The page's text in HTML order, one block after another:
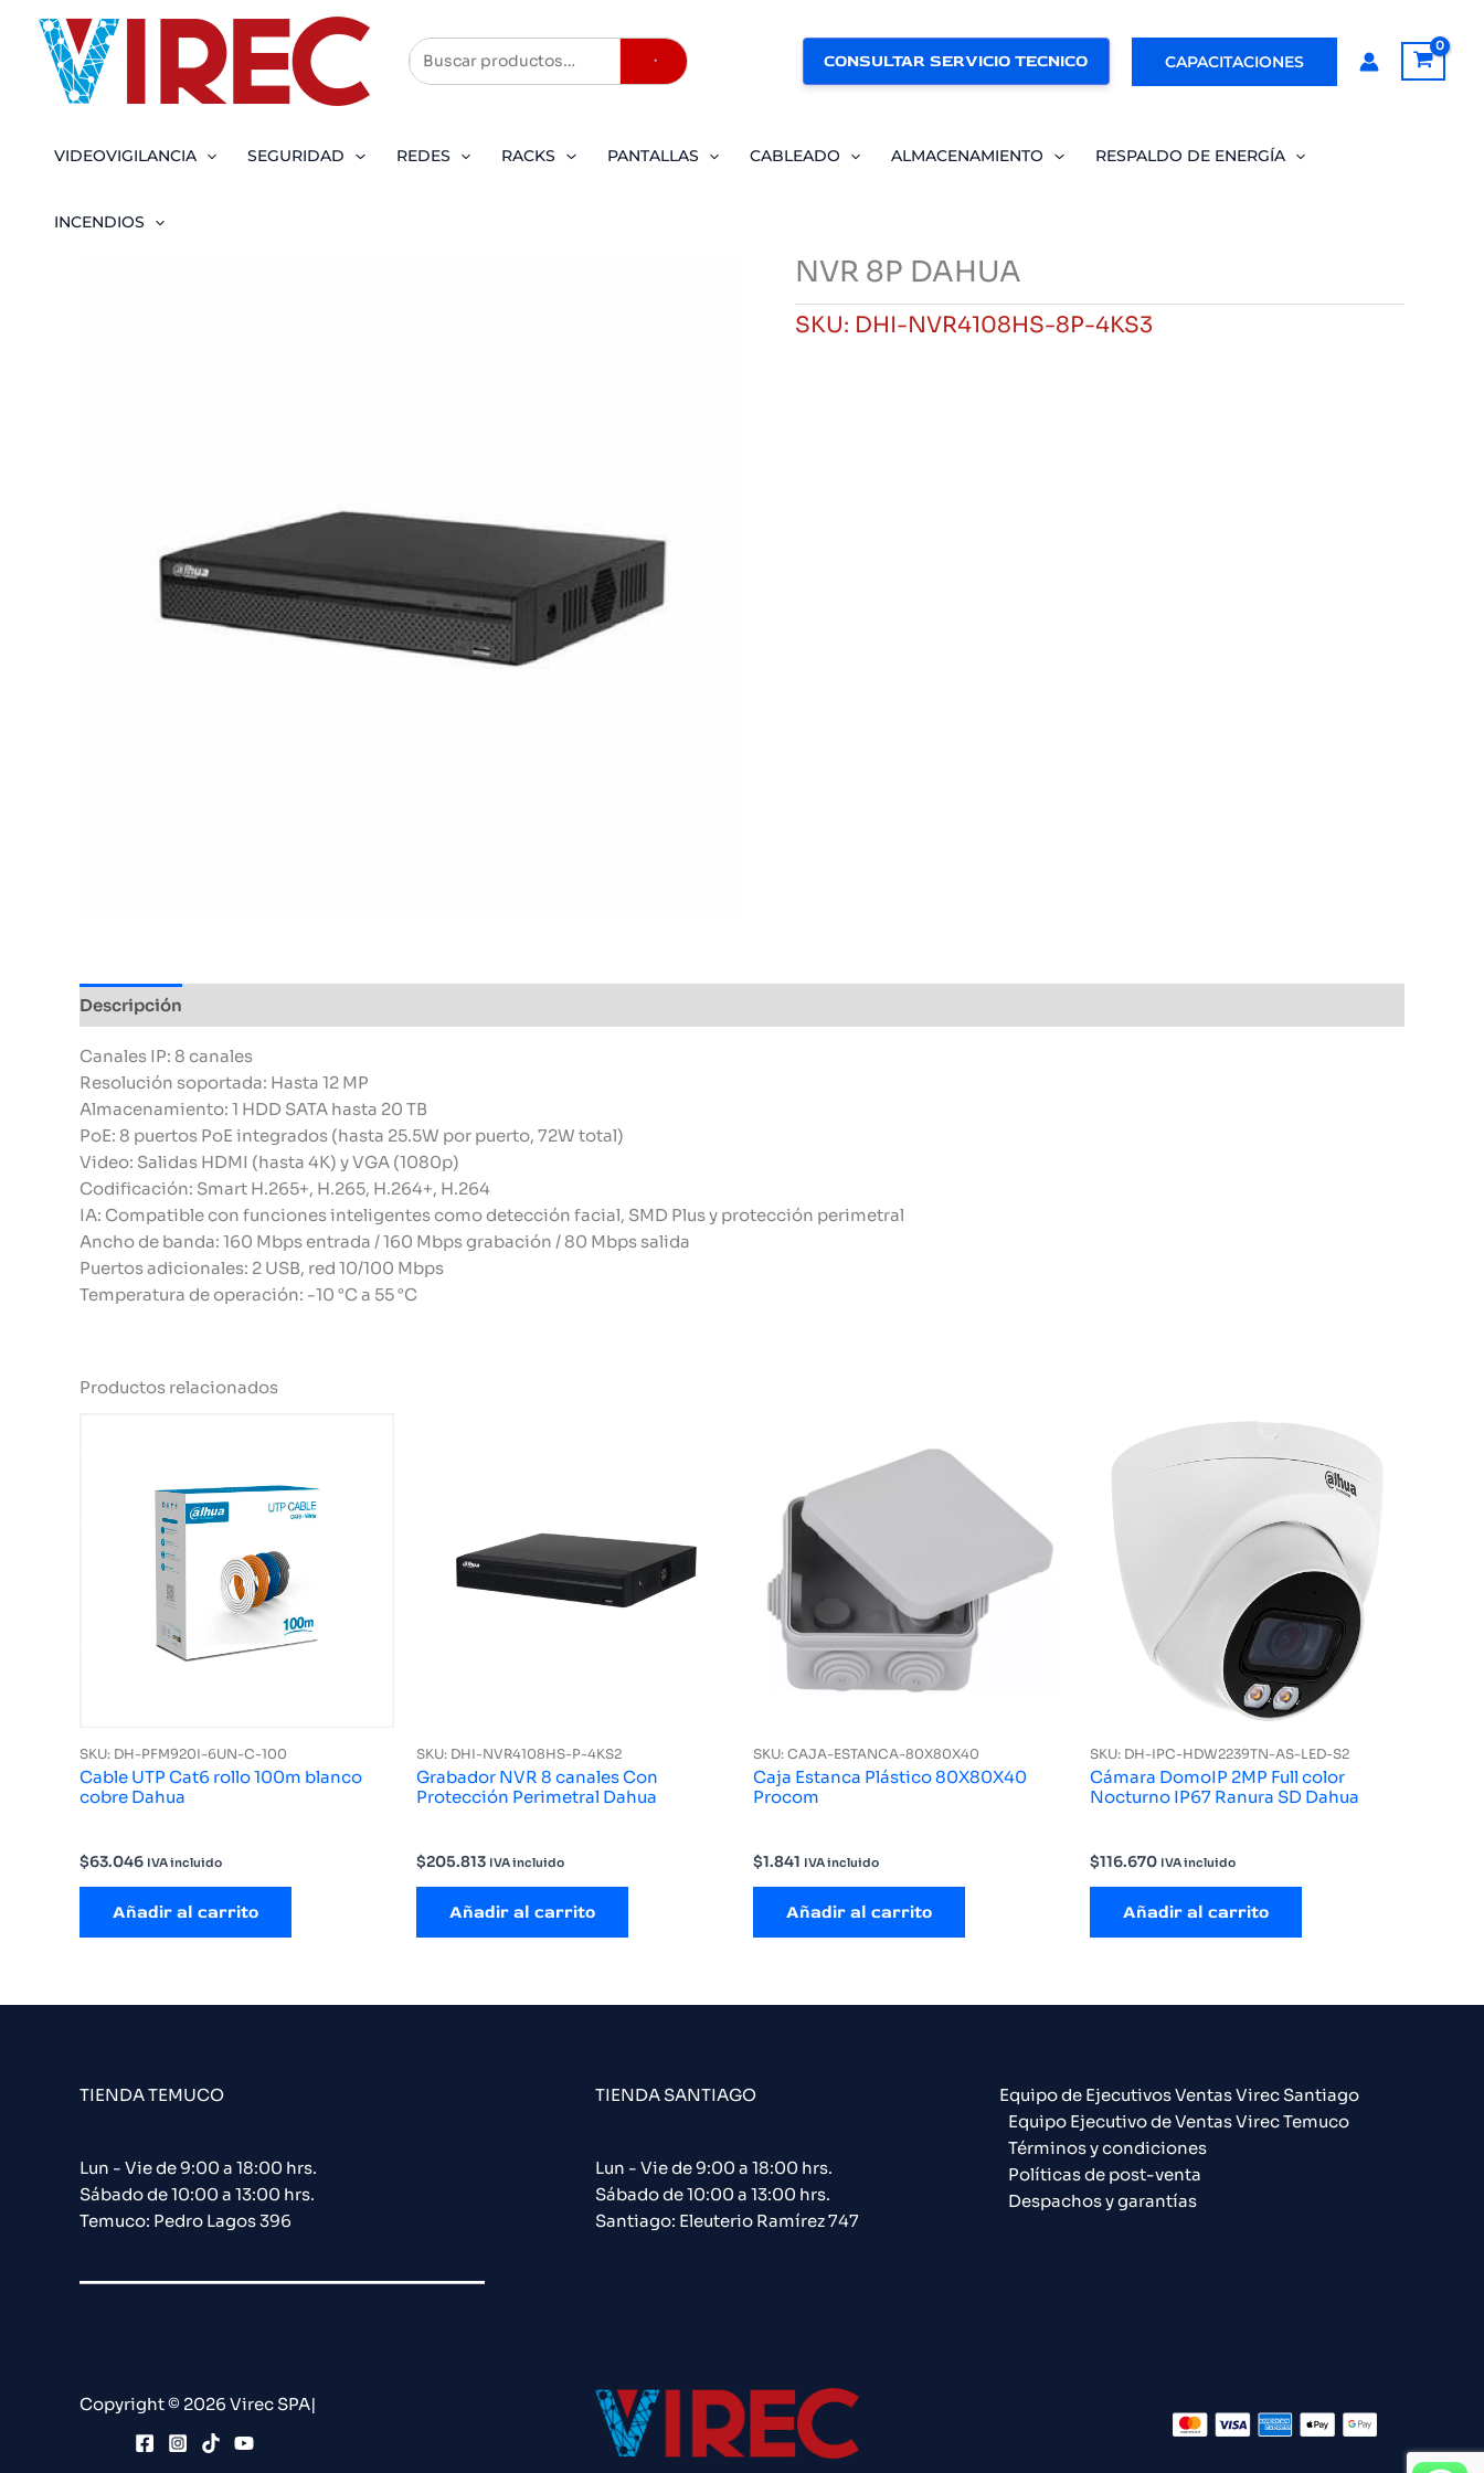
contenido
Buscar CONSULTAR SERVICIO TECNICO CAPACITACIONES
VIDEOVIGILANCIA SEGURIDAD REDES RACKS PANTALLAS CABLEADO ALMACENAMIENTO RESPALDO DE ENERGÍA
INCENDIOS
NVR 8P DAHUA
SKU: DHI-NVR4108HS-8P-4KS3
Descripción
Canales IP: 8 canales
Resolución soportada: Hasta 12 MP
Almacenamiento: 1 HDD SATA hasta 20 TB
PoE: 8 puertos PoE integrados (hasta 25.5W por puerto, 72W total)
Video: Salidas HDMI (hasta 4K) y VGA (1080p)
Codificación: Smart H.265+, H.265, H.264+, H.264
IA: Compatible con funciones inteligentes como detección facial, SMD Plus y protección perimetral
Ancho de banda: 160 Mbps entrada / 160 Mbps grabación / 80 Mbps salida
Puertos adicionales: 2 USB, red 10/100 Mbps
Temperatura de operación: -10 °C a 55 °C
Productos relacionados
SKU: DH-PFM920I-6UN-C-100
Cable UTP Cat6 rollo 100m blanco
cobre Dahua
$63.046 IVA incluido
Añadir al carrito
SKU: DHI-NVR4108HS-P-4KS2
Grabador NVR 8 canales Con
Protección Perimetral Dahua
$205.813 IVA incluido
Añadir al carrito
SKU: CAJA-ESTANCA-80X80X40
Caja Estanca Plástico 80X80X40
Procom
$1.841 IVA incluido
Añadir al carrito
SKU: DH-IPC-HDW2239TN-AS-LED-S2
Cámara DomoIP 2MP Full color
Nocturno IP67 Ranura SD Dahua
$116.670 IVA incluido
Añadir al carrito
TIENDA TEMUCO
Lun - Vie de 9:00 a 18:00 hrs.
Sábado de 10:00 a 13:00 hrs.
Temuco: Pedro Lagos 396
TIENDA SANTIAGO
Lun - Vie de 9:00 a 18:00 hrs.
Sábado de 10:00 a 13:00 hrs.
Santiago: Eleuterio Ramírez 747​
Equipo de Ejecutivos Ventas Virec Santiago
Equipo Ejecutivo de Ventas Virec Temuco
Términos y condiciones
Políticas de post-venta
Despachos y garantías
Copyright © 2026 Virec SPA|